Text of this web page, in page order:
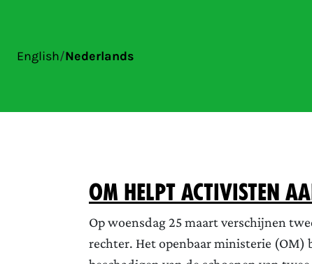
English/Nederlands
OM helpt activisten
Op woensdag 25 maart verschijnen
rechter. Het openbaar ministerie (OM)